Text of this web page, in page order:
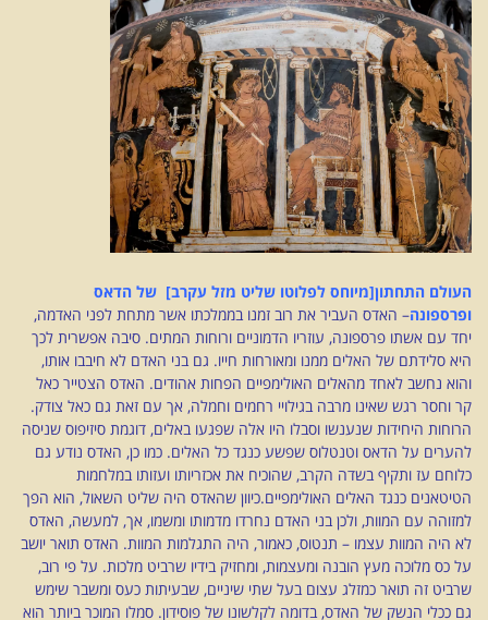
העולם התחתון[מיוחס לפלוטו שליט מזל עקרב] של הדאס
ופרספונה– האדס העביר את רוב זמנו בממלכתו אשר מתחת לפני האדמה,
יחד עם אשתו פרספונה, עוזריו הדמוניים ורוחות המתים. סיבה אפשרית לכך
היא סלידתם של האלים ממנו ומאורחות חייו. גם בני האדם לא חיבבו אותו,
והוא נחשב לאחד מהאלים האולימפיים הפחות אהודים. האדס הצטייר כאל
קר וחסר רגש שאינו מרבה בגילויי רחמים וחמלה, אך עם זאת גם כאל צודק.
הרוחות היחידות שנענשו וסבלו היו אלה שפגעו באלים, דוגמת סיזיפוס שניסה
להערים על הדאס וטנטלוס שפשע כנגד כל האלים. כמו כן, האדס נודע גם
כלוחם עז ותקיף בשדה הקרב, שהוכיח את אכזריותו ועזותו במלחמות
הטיטאנים כנגד האלים האולימפיים.כיוון שהאדס היה שליט השאול, הוא הפך
למזוהה עם המוות, ולכן בני האדם נחרדו מדמותו ומשמו, אך, למעשה, האדס
לא היה המוות עצמו – תנטוס, כאמור, היה התגלמות המוות. האדס תואר יושב
על כס מלוכה מעץ הובנה ומעצמות, ומחזיק בידיו שרביט מלכות. על פי רוב,
שרביט זה תואר כמזלג עצום בעל שתי שיניים, שבעיתות כעס ומשבר שימש
גם ככלי הנשק של האדס, בדומה לקלשונו של פוסידון. סמלו המוכר ביותר הוא